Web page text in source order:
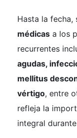
Hasta la fecha,
médicas a los
recurrentes
agudas,
mellitus
vértigo, entre
refleja la
integral